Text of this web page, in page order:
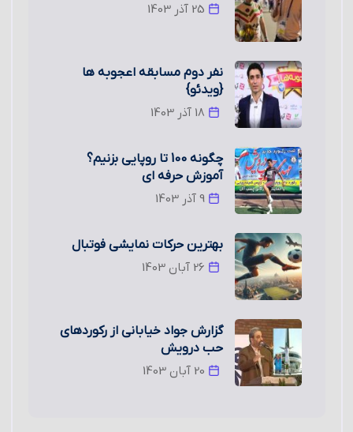
نفر دوم مسابقه اعجوبه ها
{ویدئو}
چگونه 100 تا روپایی بزنیم؟
آموزش حرفه ای
9 آذر 1403
بهترین حرکات نمایشی فوتبال
گزارش جواد خیابانی از رکوردهای
حب درویش